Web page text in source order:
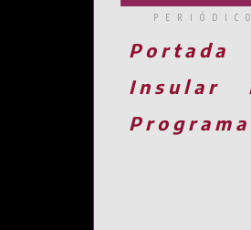
Portada
Insular